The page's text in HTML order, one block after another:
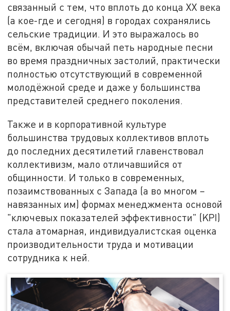
связанный с тем, что вплоть до конца XX века
(а кое-где и сегодня) в городах сохранялись
сельские традиции. И это выражалось во
всём, включая обычай петь народные песни
во время праздничных застолий, практически
полностью отсутствующий в современной
молодёжной среде и даже у большинства
представителей среднего поколения.
Также и в корпоративной культуре
большинства трудовых коллективов вплоть
до последних десятилетий главенствовал
коллективизм, мало отличавшийся от
общинности. И только в современных,
позаимствованных с Запада (а во многом –
навязанных им) формах менеджмента основой
"ключевых показателей эффективности" (KPI)
стала атомарная, индивидуалистская оценка
производительности труда и мотивации
сотрудника к ней.